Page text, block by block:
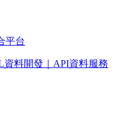
平台
資料開發｜API資料服務